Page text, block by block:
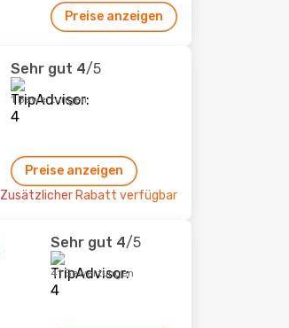
Preise anzeigen
Sehr gut 4/5
1 Bewertungen
Preise anzeigen
Zusätzlicher Rabatt verfügbar
Sehr gut 4/5
41 Bewertungen